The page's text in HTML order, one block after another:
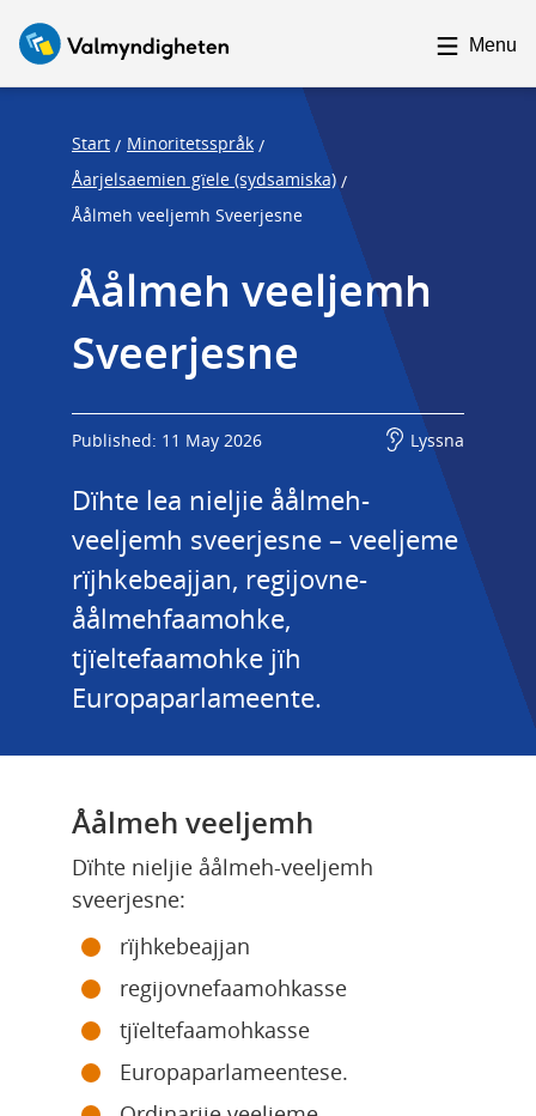
Menu
Start / Minoritetsspråk /
Åarjelsaemien gïele (sydsamiska) /
Åålmeh veeljemh Sveerjesne
Åålmeh veeljemh
Sveerjesne
Published: 11 May 2026 Lyssna
Dïhte lea nieljie åålmeh-
veeljemh sveerjesne – veeljeme
rïjhkebeajjan, regijovne-
åålmehfaamohke,
tjïeltefaamohke jïh
Europaparlameente.
Åålmeh veeljemh
Dïhte nieljie åålmeh-veeljemh
sveerjesne:
rïjhkebeajjan
regijovnefaamohkasse
tjïeltefaamohkasse
Europaparlameentese.
c
c